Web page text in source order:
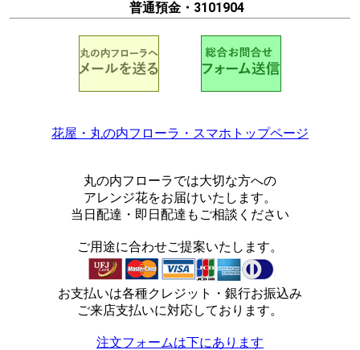
普通預金・3101904
花屋・丸の内フローラ・スマホトップページ
丸の内フローラでは大切な方への
アレンジ花をお届けいたします。
当日配達・即日配達もご相談ください
ご用途に合わせご提案いたします。
お支払いは各種クレジット・銀行お振込み
ご来店支払いに対応しております。
注文フォームは下にあります